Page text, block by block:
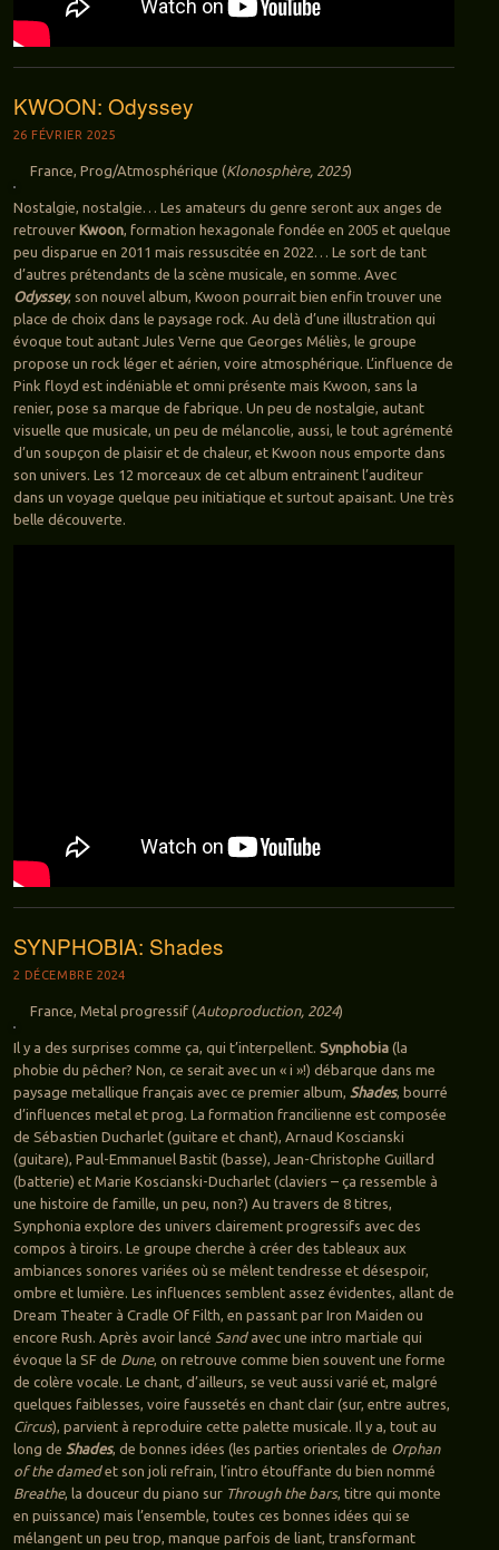
KWOON: Odyssey
26 FÉVRIER 2025
France, Prog/Atmosphérique (Klonosphère, 2025)
Nostalgie, nostalgie… Les amateurs du genre seront aux anges de
retrouver Kwoon, formation hexagonale fondée en 2005 et quelque
peu disparue en 2011 mais ressuscitée en 2022… Le sort de tant
d’autres prétendants de la scène musicale, en somme. Avec
Odyssey, son nouvel album, Kwoon pourrait bien enfin trouver une
place de choix dans le paysage rock. Au delà d’une illustration qui
évoque tout autant Jules Verne que Georges Méliès, le groupe
propose un rock léger et aérien, voire atmosphérique. L’influence de
Pink floyd est indéniable et omni présente mais Kwoon, sans la
renier, pose sa marque de fabrique. Un peu de nostalgie, autant
visuelle que musicale, un peu de mélancolie, aussi, le tout agrémenté
d’un soupçon de plaisir et de chaleur, et Kwoon nous emporte dans
son univers. Les 12 morceaux de cet album entrainent l’auditeur
dans un voyage quelque peu initiatique et surtout apaisant. Une très
belle découverte.
SYNPHOBIA: Shades
2 DÉCEMBRE 2024
France, Metal progressif (Autoproduction, 2024)
Il y a des surprises comme ça, qui t’interpellent. Synphobia (la
phobie du pêcher? Non, ce serait avec un « i »!) débarque dans me
paysage metallique français avec ce premier album,
Shades, bourré
d’influences metal et prog. La formation francilienne est composée
de Sébastien Ducharlet (guitare et chant), Arnaud Koscianski
(guitare), Paul-Emmanuel Bastit (basse), Jean-Christophe Guillard
(batterie) et Marie Koscianski-Ducharlet (claviers – ça ressemble à
une histoire de famille, un peu, non?) Au travers de 8 titres,
Synphonia explore des univers clairement progressifs avec des
compos à tiroirs. Le groupe cherche à créer des tableaux aux
ambiances sonores variées où se mêlent tendresse et désespoir,
ombre et lumière. Les influences semblent assez évidentes, allant de
Dream Theater à Cradle Of Filth, en passant par Iron Maiden ou
encore Rush. Après avoir lancé Sand avec une intro martiale qui
évoque la SF de Dune, on retrouve comme bien souvent une forme
de colère vocale. Le chant, d’ailleurs, se veut aussi varié et, malgré
quelques faiblesses, voire faussetés en chant clair (sur, entre autres,
Circus), parvient à reproduire cette palette musicale. Il y a, tout au
long de Shades, de bonnes idées (les parties orientales de Orphan
of the damedet son joli refrain, l’intro étouffante du bien nommé
Breathe, la douceur du piano sur Through the bars, titre qui monte
en puissance) mais l’ensemble, toutes ces bonnes idées qui se
mélangent un peu trop, manque parfois de liant, transformant